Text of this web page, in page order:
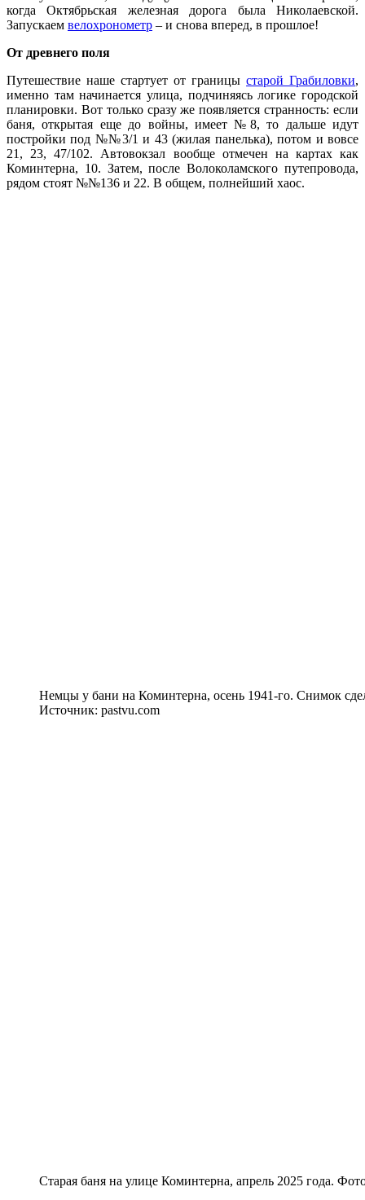
когда Октябрьская железная дорога была Николаевской.
Запускаем велохронометр – и снова вперед, в прошлое!
От древнего поля
Путешествие наше стартует от границы старой Грабиловки,
именно там начинается улица, подчиняясь логике городской
планировки. Вот только сразу же появляется странность: если
баня, открытая еще до войны, имеет №8, то дальше идут
постройки под №№3/1 и 43 (жилая панелька), потом и вовсе
21, 23, 47/102. Автовокзал вообще отмечен на картах как
Коминтерна, 10. Затем, после Волоколамского путепровода,
рядом стоят №№136 и 22. В общем, полнейший хаос.
Немцы у бани на Коминтерна, осень 1941-го. Снимок
Источник: pastvu.com
Старая баня на улице Коминтерна, апрель 2025 года.